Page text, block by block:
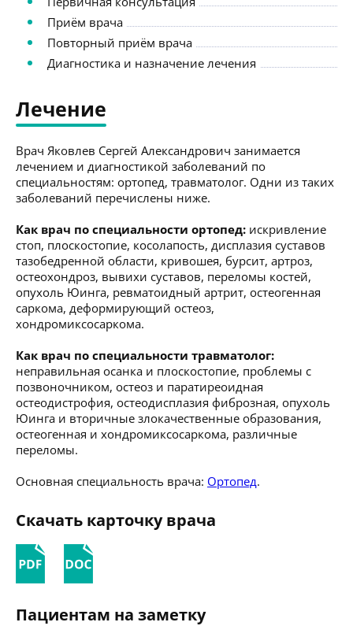
Приём врача
Повторный приём врача
Диагностика и назначение лечения
Лечение
Врач Яковлев Сергей Александрович занимается
лечением и диагностикой заболеваний по
специальностям: ортопед, травматолог. Одни из таких
заболеваний перечислены ниже.
Как врач по специальности ортопед: искривление
стоп, плоскостопие, косолапость, дисплазия суставов
тазобедренной области, кривошея, бурсит, артроз,
остеохондроз, вывихи суставов, переломы костей,
опухоль Юинга, ревматоидный артрит, остеогенная
саркома, деформирующий остеоз,
хондромиксосаркома.
Как врач по специальности травматолог:
неправильная осанка и плоскостопие, проблемы с
позвоночником, остеоз и паратиреоидная
остеодистрофия, остеодисплазия фиброзная, опухоль
Юинга и вторичные злокачественные образования,
остеогенная и хондромиксосаркома, различные
переломы.
Основная специальность врача: Ортопед.
Скачать карточку врача
Пациентам на заметку